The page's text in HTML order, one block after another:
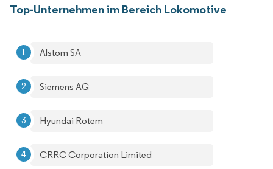
Top-Unternehmen im Bereich Lokomotive
Alstom SA
Siemens AG
Hyundai Rotem
CRRC Corporation Limited